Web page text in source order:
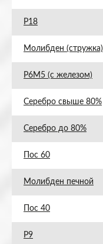
Р18
Молибден (стружка)
Р6М5 (с железом)
Серебро свыше 80%
Серебро до 80%
Пос 60
Молибден печной
Пос 40
Р9